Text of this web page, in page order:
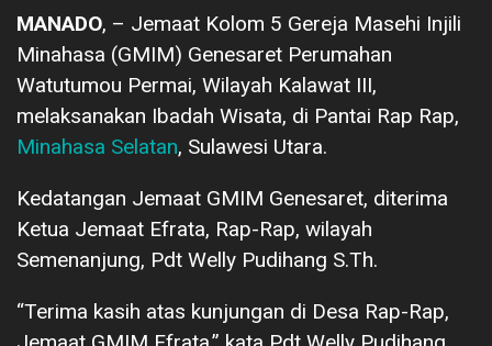
MANADO, – Jemaat Kolom 5 Gereja Masehi Injili
Minahasa (GMIM) Genesaret Perumahan
Watutumou Permai, Wilayah Kalawat III,
melaksanakan Ibadah Wisata, di Pantai Rap Rap,
Minahasa Selatan, Sulawesi Utara.
Kedatangan Jemaat GMIM Genesaret, diterima
Ketua Jemaat Efrata, Rap-Rap, wilayah
Semenanjung, Pdt Welly Pudihang S.Th.
“Terima kasih atas kunjungan di Desa Rap-Rap,